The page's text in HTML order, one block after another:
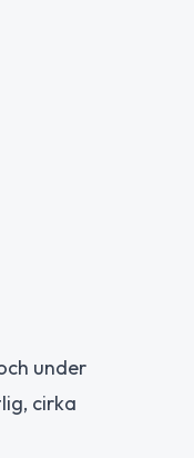
under
cirka